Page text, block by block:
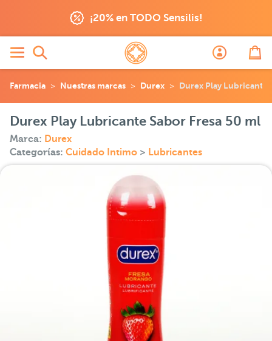
¡20% en TODO Sensilis!
Farmacia Nuestras marcas Durex Durex Play Lubricante
Durex Play Lubricante Sabor Fresa 50 ml
Marca: Durex
Categorías: Cuidado Intimo > Lubricantes